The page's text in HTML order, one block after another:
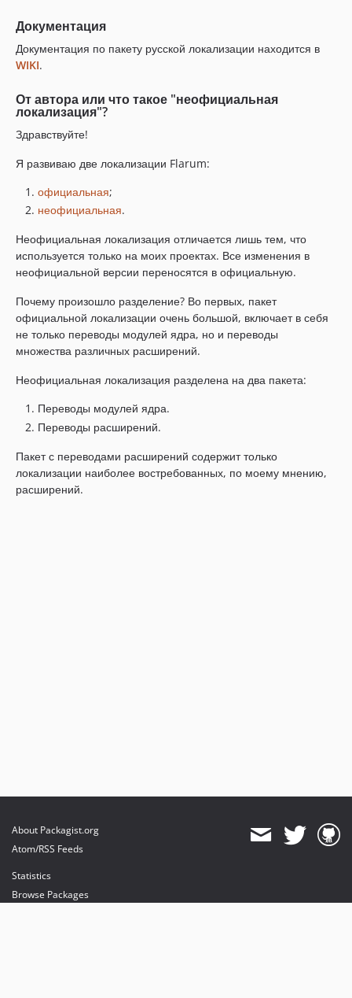
Документация
Документация по пакету русской локализации находится в
WIKI.
От автора или что такое "неофициальная
локализация"?
Здравствуйте!
Я развиваю две локализации Flarum:
официальная;
неофициальная.
Неофициальная локализация отличается лишь тем, что
используется только на моих проектах. Все изменения в
неофициальной версии переносятся в официальную.
Почему произошло разделение? Во первых, пакет
официальной локализации очень большой, включает в себя
не только переводы модулей ядра, но и переводы
множества различных расширений.
Неофициальная локализация разделена на два пакета:
Переводы модулей ядра.
Переводы расширений.
Пакет с переводами расширений содержит только
локализации наиболее востребованных, по моему мнению,
расширений.
About Packagist.org
Atom/RSS Feeds
Statistics
Browse Packages